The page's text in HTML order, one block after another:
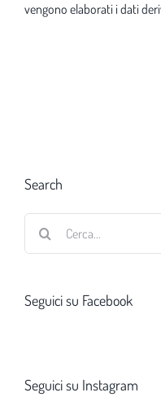
vengono elaborati i dati
Search
Seguici su Facebook
Seguici su Instagram